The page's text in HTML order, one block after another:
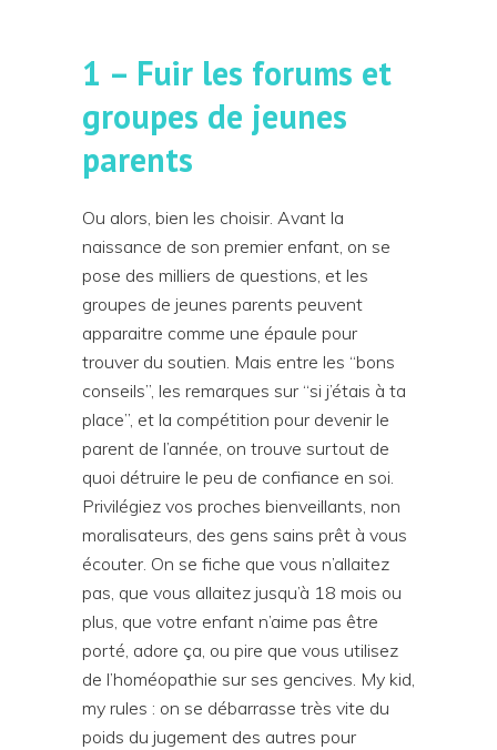
1 – Fuir les forums et
groupes de jeunes
parents
Ou alors, bien les choisir. Avant la
naissance de son premier enfant, on se
pose des milliers de questions, et les
groupes de jeunes parents peuvent
apparaitre comme une épaule pour
trouver du soutien. Mais entre les “bons
conseils”, les remarques sur “si j’étais à ta
place”, et la compétition pour devenir le
parent de l’année, on trouve surtout de
quoi détruire le peu de confiance en soi.
Privilégiez vos proches bienveillants, non
moralisateurs, des gens sains prêt à vous
écouter. On se fiche que vous n’allaitez
pas, que vous allaitez jusqu’à 18 mois ou
plus, que votre enfant n’aime pas être
porté, adore ça, ou pire que vous utilisez
de l’homéopathie sur ses gencives. My kid,
my rules : on se débarrasse très vite du
poids du jugement des autres pour